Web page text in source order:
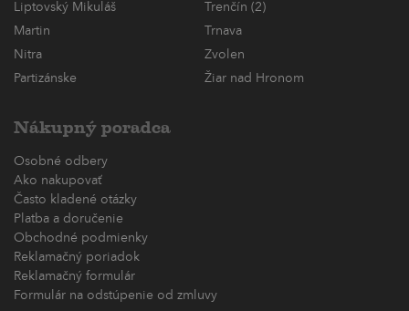
Liptovský Mikuláš
Trenčín (2)
Martin
Trnava
Nitra
Zvolen
Partizánske
Žiar nad Hronom
Nákupný poradca
Osobné odbery
Ako nakupovať
Často kladené otázky
Platba a doručenie
Obchodné podmienky
Reklamačný poriadok
Reklamačný formulár
Formulár na odstúpenie od zmluvy